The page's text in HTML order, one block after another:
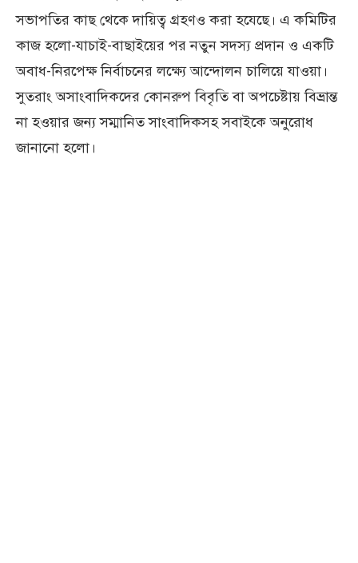
সভাপতির কাছ থেকে দায়িত্ব গ্রহণও করা হযেছে। এ কমিটির
কাজ হলো-যাচাই-বাছাইয়ের পর নতুন সদস্য প্রদান ও একটি
অবাধ-নিরপেক্ষ নির্বাচনের লক্ষ্যে আন্দোলন চালিয়ে যাওয়া।
সুতরাং অসাংবাদিকদের কোনরুপ বিবৃতি বা অপচেষ্টায় বিভ্রান্ত
না হওয়ার জন্য সম্মানিত সাংবাদিকসহ সবাইকে অনুরোধ
জানানো হলো।